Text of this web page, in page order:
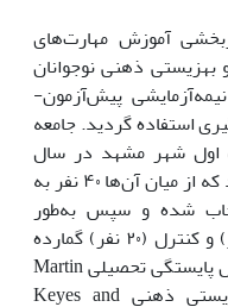
آموزش مهارت‌های
ذهنی نوجوانان
پیش‌آزمون-
استفاده گردید. جامعه
اول شهر مشهد در سال
تحصیلی ۱۴۰۴-۱۴۰۳ تشکیل می‌دادند که از میان آن‌ها ۴۰ نفر به
شده و سپس به‌طور
تصادفی در دو گروه آزمایش (۲۰ نفر) و کنترل (۲۰ نفر) گمارده
شدند. ابزارهای سنجش شامل مقیاس پایستگی تحصیلی Martin
and Marsh (2008) و مقیاس بهزیستی ذهنی Keyes and